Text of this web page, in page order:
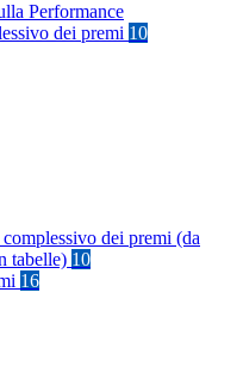
Performance
dei premi 10
dei premi (da
tabelle) 10
16